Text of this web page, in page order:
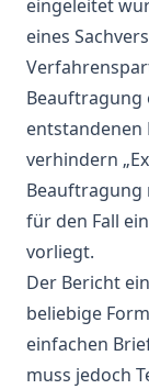
eingeleitet
eines
Beauftragung
entstandenen
verhindern
Beauftragung
für den Fall
vorliegt.
Der Bericht
beliebige
einfachen
muss jedoch